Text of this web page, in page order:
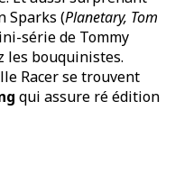
Sparks (Planetary, Tom
série de Tommy
les bouquinistes.
Racer se trouvent
qui assure ré édition